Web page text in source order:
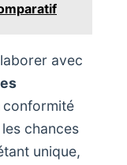
avec
chances
unique,